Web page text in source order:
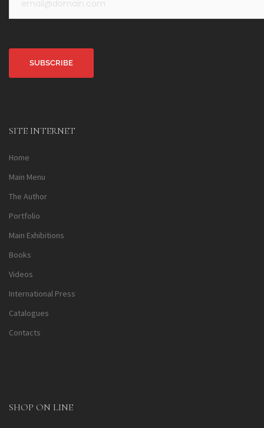
SITE INTERNET
Home
Main Menu
The Author
Portfolio
Main Exhibitions
Books
Videos
International Press
Catalogues
Contacts
SHOP ON LINE